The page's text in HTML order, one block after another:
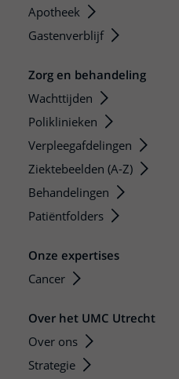
Apotheek
Gastenverblijf
Zorg en behandeling
Wachttijden
Poliklinieken
Verpleegafdelingen
Ziektebeelden (A-Z)
Behandelingen
Patiëntfolders
Onze expertises
Cancer
Over het UMC Utrecht
Over ons
Strategie